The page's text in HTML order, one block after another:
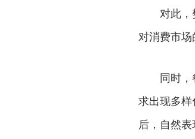
对此
对消费市
同时
求出现多
后，自然表